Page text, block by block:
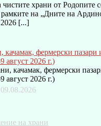
храни от Родопите
на „Дните на
[...]
качамак, фермерски пазари
август 2026 г.)
09.08.2026
на храни